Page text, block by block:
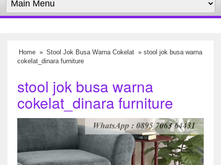
Home » Stool Jok Busa Warna Cokelat » stool jok busa warna
cokelat_dinara furniture
stool jok busa warna
cokelat_dinara furniture